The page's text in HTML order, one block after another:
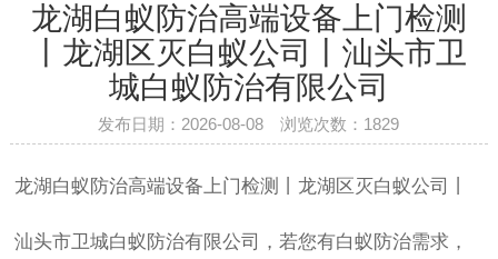
龙湖白蚁防治高端设备上门检测
丨龙湖区灭白蚁公司丨汕头市卫
城白蚁防治有限公司
发布日期：2026-08-08 浏览次数： 1829
龙湖白蚁防治高端设备上门检测丨龙湖区灭白蚁公司丨
汕头市卫城白蚁防治有限公司，若您有白蚁防治需求，